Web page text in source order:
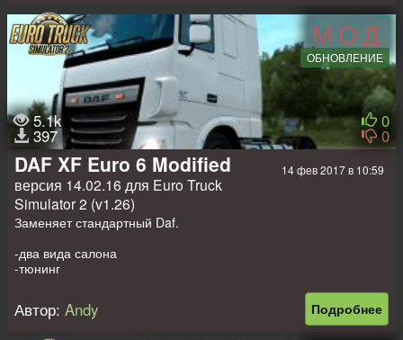
4) 5 точек разведки.
5) на старте зил 130 без аддонов (можно заменить)
Приятной всем игры
МОД
ОБНОВЛЕНИЕ
5.1k
397
0
0
14 фев 2017 в 10:59
DAF XF Euro 6 Modified
версия 14.02.16 для Euro Truck
Simulator 2 (v1.26)
Заменяет стандартный Daf.
-два вида салона
-тюнинг
Подробнее
Автор: Andy